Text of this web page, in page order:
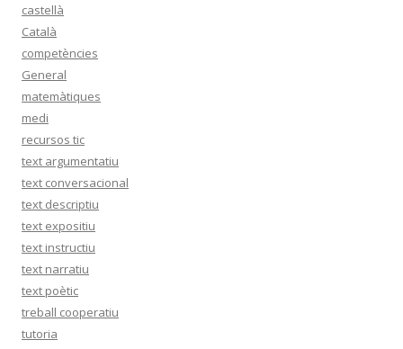
castellà
Català
competències
General
matemàtiques
medi
recursos tic
text argumentatiu
text conversacional
text descriptiu
text expositiu
text instructiu
text narratiu
text poètic
treball cooperatiu
tutoria